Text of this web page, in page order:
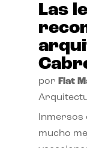
Las
por Flat
mucho